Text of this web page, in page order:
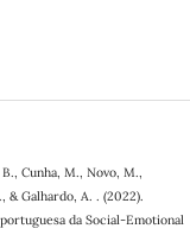
Cunha, M., Novo, M.,
& Galhardo, A. . (2022).
da Social-Emotional